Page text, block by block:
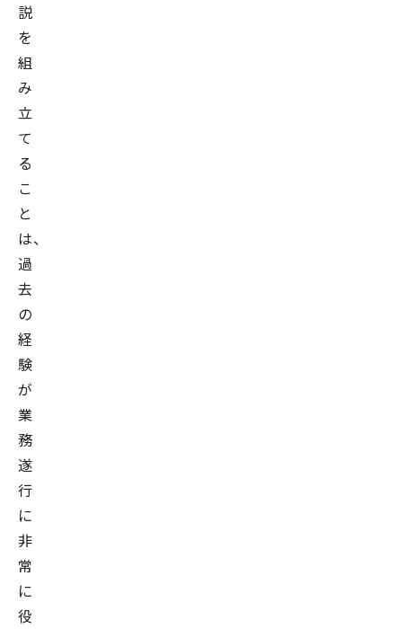
説
を
組
み
立
て
る
こ
と
は、
過
去
の
経
験
が
業
務
遂
行
に
非
常
に
役